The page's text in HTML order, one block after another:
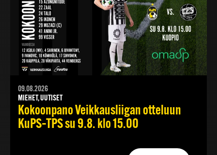
09.08.2026
MIEHET, UUTISET
Kokoonpano Veikkausliigan otteluun
KuPS–TPS su 9.8. klo 15.00